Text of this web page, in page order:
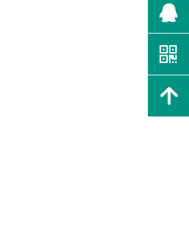
뀩
낃
녕